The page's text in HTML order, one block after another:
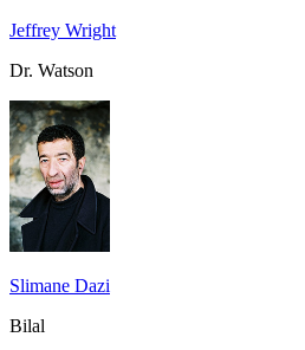
Jeffrey Wright
Dr. Watson
Slimane Dazi
Bilal